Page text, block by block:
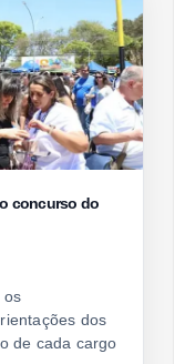
concurso do
os
dos
de cada cargo